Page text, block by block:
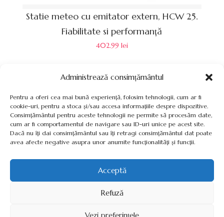
Administrează consimțământul
Pentru a oferi cea mai bună experiență, folosim tehnologii, cum ar fi
cookie-uri, pentru a stoca și/sau accesa informațiile despre dispozitive.
Consimțământul pentru aceste tehnologii ne permite să procesăm date,
cum ar fi comportamentul de navigare sau ID-uri unice pe acest site.
Dacă nu îți dai consimțământul sau îți retragi consimțământul dat poate
avea afecte negative asupra unor anumite funcționalități și funcții.
Acceptă
Refuză
Vezi preferințele
Statie meteo cu emitator extern, HCW 25.
Fiabilitate si performanță
402.99 lei
Termeni, Condiții & Protecția Datelor (GDPR)
DREPTURILE REZERVATE